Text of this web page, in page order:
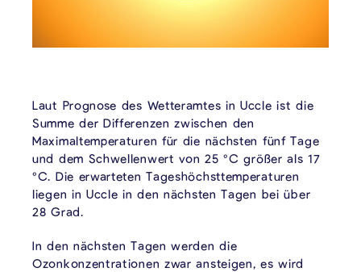
Laut Prognose des Wetteramtes in Uccle ist die
Summe der Differenzen zwischen den
Maximaltemperaturen für die nächsten fünf Tage
und dem Schwellenwert von 25 °C größer als 17
°C. Die erwarteten Tageshöchsttemperaturen
liegen in Uccle in den nächsten Tagen bei über
28 Grad.
In den nächsten Tagen werden die
Ozonkonzentrationen zwar ansteigen, es wird